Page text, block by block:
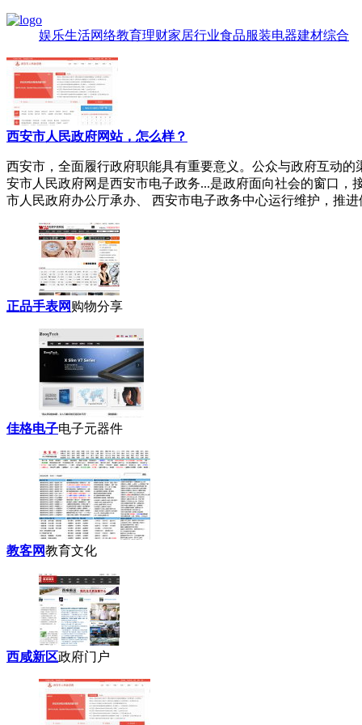
娱乐生活网络教育理财家居行业食品服装电器建材综合
西安市人民政府网站，怎么样？
西安市 ，全面履行政府职能具有重要意义。公众与政府互动
安市人民政府网是西安市电子政务...是政府面向社会的窗口
市人民政府办公厅承办、 西安市电子政务中心运行维护，推进
正品手表网购物分享
佳格电子电子元器件
教客网教育文化
西咸新区政府门户